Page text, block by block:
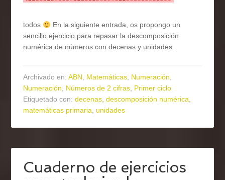
todos
En la siguiente entrada, os propongo un
sencillo ejercicio para repasar la descomposición
numérica de números con decenas y unidades.
Archivado en:ABN, Matemáticas, Numeración,
Numeración, Números de 2 cifras, Primer ciclo
Etiquetado con:decenas,descomposición numérica,
matemáticas primaria,unidades
Cuaderno de ejercicios